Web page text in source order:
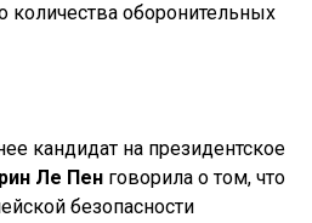
количества оборонительных
кандидат на президентское
Ле Пен говорила о том, что
безопасности